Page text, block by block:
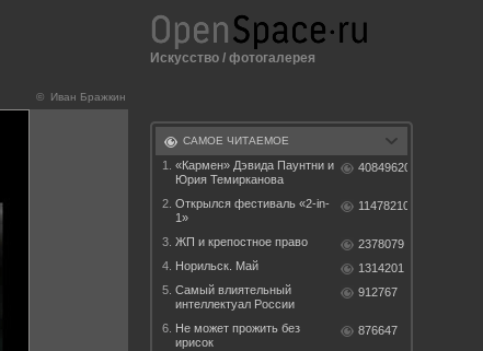
© Иван Бражкин
Искусство / фотогалерея
САМОЕ ЧИТАЕМОЕ
1.
«Кармен» Дэвида Паунтни и
Юрия Темирканова
40849620
2. Открылся фестиваль «2-in-
1»
11478210
3. ЖП и крепостное право
2378079
4. Норильск. Май
1314201
5. Самый влиятельный
интеллектуал России
912767
6. Не может прожить без
ирисок
876647